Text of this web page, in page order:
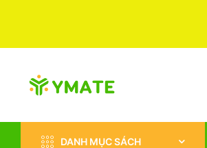
DANH MỤC SÁCH